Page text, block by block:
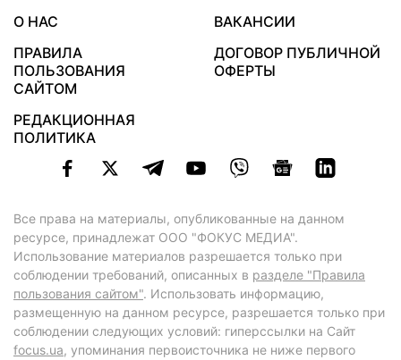
О НАС
ВАКАНСИИ
ПРАВИЛА
ПОЛЬЗОВАНИЯ
САЙТОМ
ДОГОВОР ПУБЛИЧНОЙ
ОФЕРТЫ
РЕДАКЦИОННАЯ
ПОЛИТИКА
Все права на материалы, опубликованные на данном
ресурсе, принадлежат ООО "ФОКУС МЕДИА".
Использование материалов разрешается только при
соблюдении требований, описанных в разделе "Правила
пользования сайтом". Использовать информацию,
размещенную на данном ресурсе, разрешается только при
соблюдении следующих условий: гиперссылки на Сайт
focus.ua, упоминания первоисточника не ниже первого